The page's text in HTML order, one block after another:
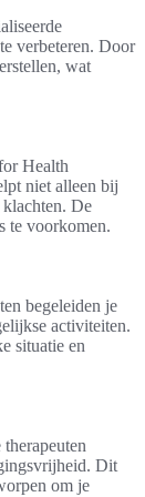
verbeteren. Door
wat
Health
niet alleen bij
De
te voorkomen.
begeleiden je
activiteiten.
situatie en
Dit
om je